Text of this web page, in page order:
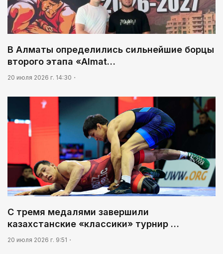
В Алматы определились сильнейшие борцы
второго этапа «Almat…
20 июля 2026 г. 14:30
С тремя медалями завершили
казахстанские «классики» турнир …
20 июля 2026 г. 9:51